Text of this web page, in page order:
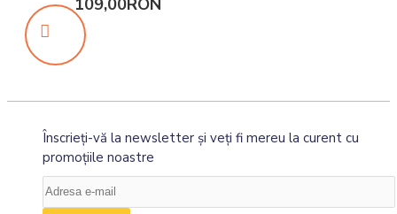
Înscrieţi-vă la newsletter şi veţi fi mereu la curent cu
promoţiile noastre